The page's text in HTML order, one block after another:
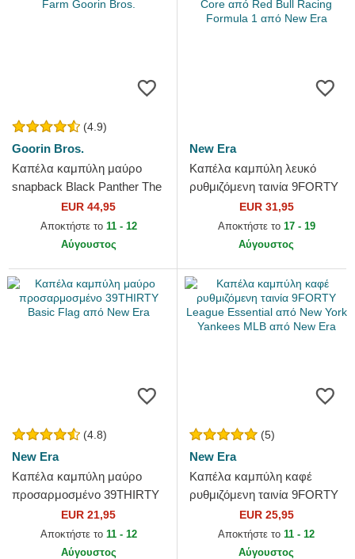
(4.9)
Goorin Bros.
Καπέλα καμπύλη μαύρο
snapback Black Panther The
Farm Goorin Bros.
EUR 44,95
Αποκτήστε το 11 - 12
Αύγουστος
New Era
Καπέλα καμπύλη λευκό
ρυθμιζόμενη ταινία 9FORTY
Core από Red Bull Racing
Formula 1 από New Era
EUR 31,95
Αποκτήστε το 17 - 19
Αύγουστος
(4.8)
New Era
Καπέλα καμπύλη μαύρο
προσαρμοσμένο 39THIRTY
Basic Flag από New Era
EUR 21,95
Αποκτήστε το 11 - 12
Αύγουστος
(5)
New Era
Καπέλα καμπύλη καφέ
ρυθμιζόμενη ταινία 9FORTY
League Essential από New
York Yankees MLB από New
EUR 25,95
Αποκτήστε το 11 - 12
Αύγουστος